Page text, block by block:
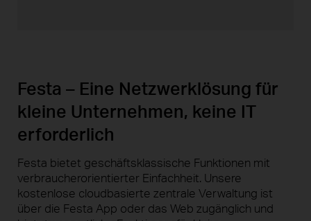
Festa – Eine Netzwerklösung für
kleine Unternehmen, keine IT
erforderlich
Festa bietet geschäftsklassische Funktionen mit
verbraucherorientierter Einfachheit. Unsere
kostenlose cloudbasierte zentrale Verwaltung ist
über die Festa App oder das Web zugänglich und